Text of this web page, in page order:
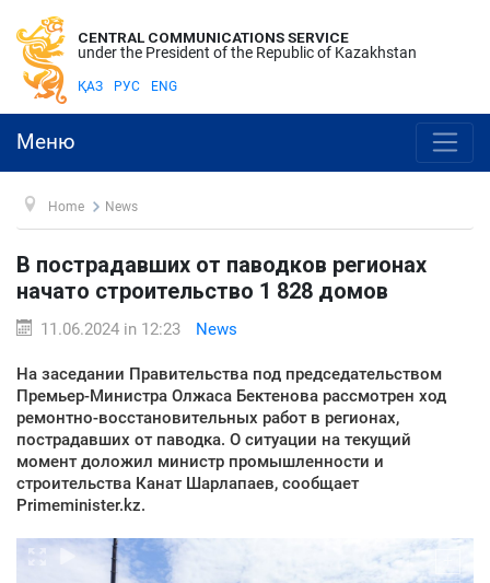
CENTRAL COMMUNICATIONS SERVICE
under the President of the Republic of Kazakhstan
ҚАЗ РУС ENG
Меню
Home News
В пострадавших от паводков регионах
начато строительство 1 828 домов
11.06.2024 in 12:23 News
На заседании Правительства под председательством
Премьер-Министра Олжаса Бектенова рассмотрен ход
ремонтно-восстановительных работ в регионах,
пострадавших от паводка. О ситуации на текущий
момент доложил министр промышленности и
строительства Канат Шарлапаев, сообщает
Primeminister.kz.